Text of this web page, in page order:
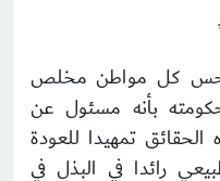
كل مواطن مخلص
بأنه مسئول عن
تمهيدا للعودة
رائدا في البذل في